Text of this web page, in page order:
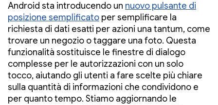
Android sta introducendo un nuovo pulsante di
posizione semplificato per semplificare la
richiesta di dati esatti per azioni una tantum, come
trovare un negozio o taggare una foto. Questa
funzionalità sostituisce le finestre di dialogo
complesse per le autorizzazioni con un solo
tocco, aiutando gli utenti a fare scelte più chiare
sulla quantità di informazioni che condividono e
per quanto tempo. Stiamo aggiornando le